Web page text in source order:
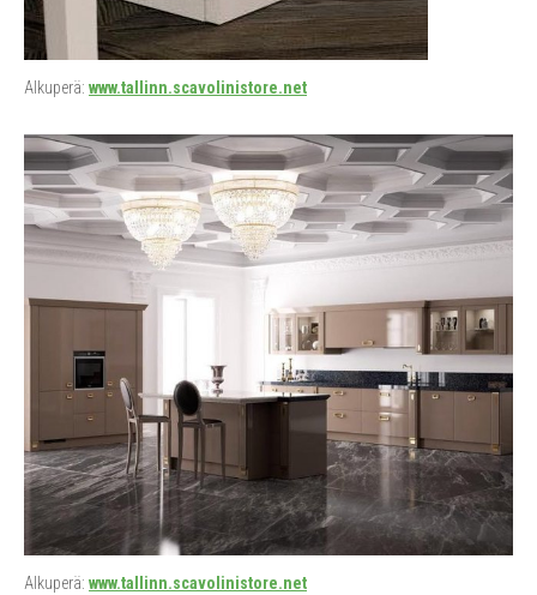
Alkuperä: www.tallinn.scavolinistore.net
Alkuperä: www.tallinn.scavolinistore.net